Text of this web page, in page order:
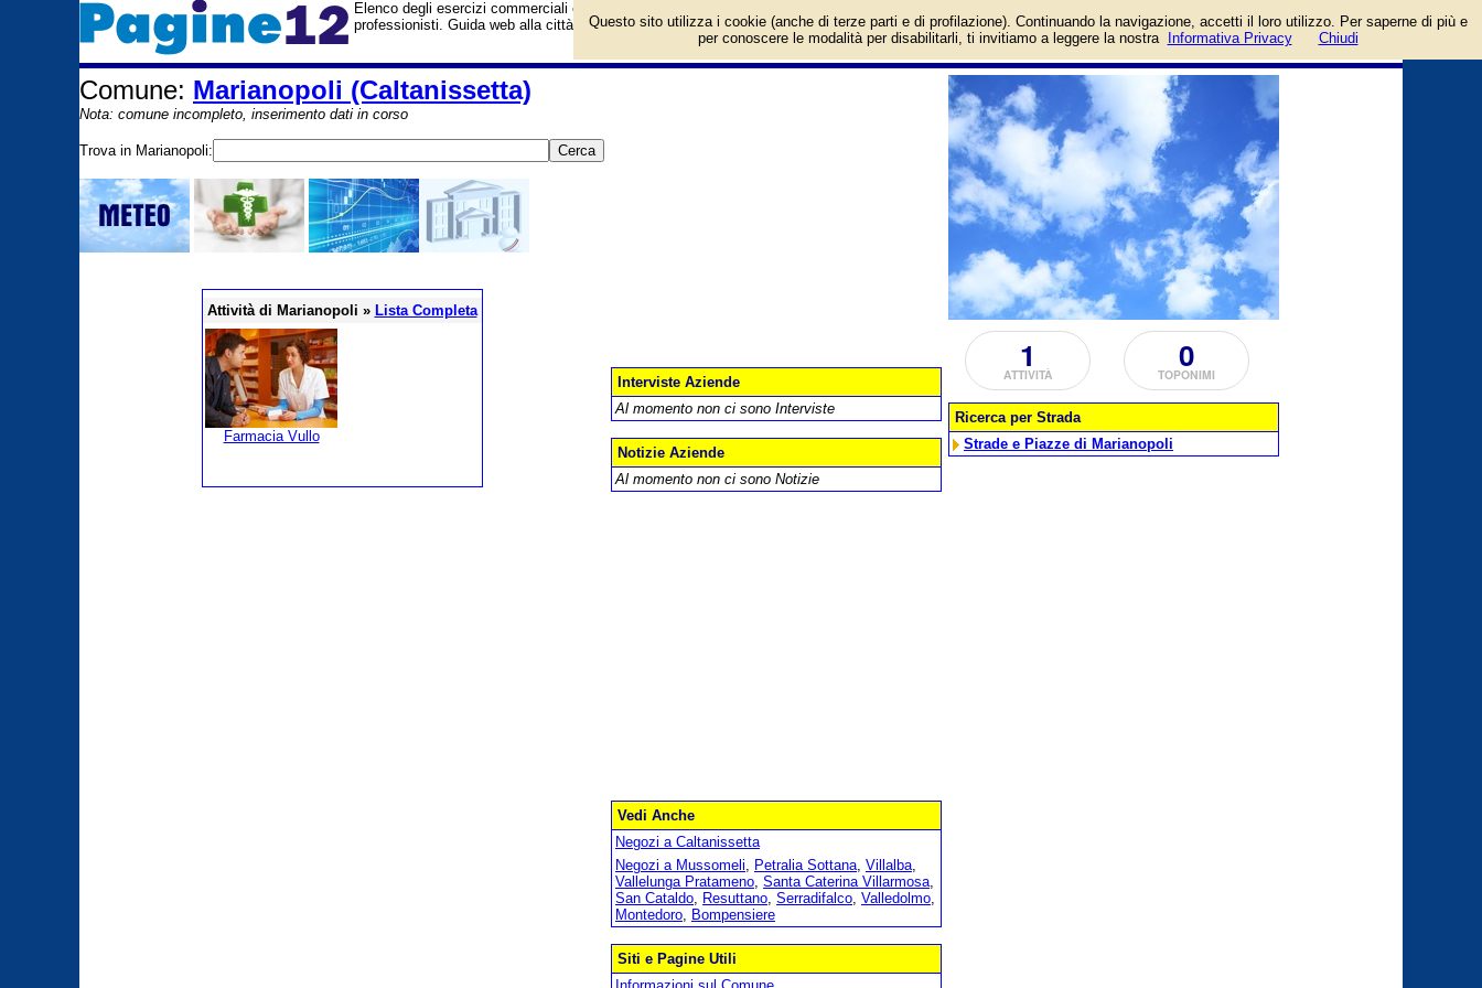
guida
Elenco degli esercizi commerciali e dei fornitori di servizi e prodotti. Offerte speciali e notizie di negozi, aziende, artigiani e
professionisti. Guida web alla città di Marianopoli (Caltanissetta - Sicilia).
Comune: Marianopoli (Caltanissetta)
Nota: comune incompleto, inserimento dati in corso
Trova in Marianopoli:
Attività di Marianopoli » Lista Completa
Farmacia Vullo
Interviste Aziende
Al momento non ci sono Interviste
Notizie Aziende
Al momento non ci sono Notizie
Vedi Anche
Negozi a Caltanissetta
Negozi a Mussomeli, Petralia Sottana, Villalba,
Vallelunga Pratameno, Santa Caterina Villarmosa,
San Cataldo, Resuttano, Serradifalco, Valledolmo,
Montedoro, Bompensiere
Siti e Pagine Utili
1
ATTIVITÀ 0
TOPONIMI
Ricerca per Strada
Strade e Piazze di Marianopoli
Questo sito utilizza i cookie (anche di terze parti e di profilazione). Continuando la navigazione, accetti il loro utilizzo. Per saperne di più e
per conoscere le modalità per disabilitarli, ti invitiamo a leggere la nostra
Informativa Privacy Chiudi